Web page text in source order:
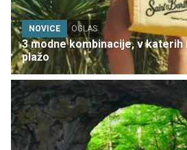
NOVICE OGLAS
3 modne kombinacije, v
plažo